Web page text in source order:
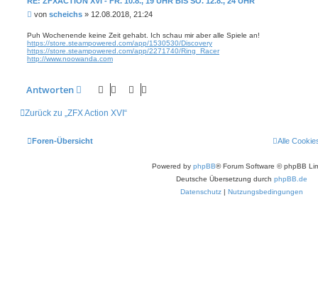
m
B
i
t
r
a
von scheichs » 12.08.2018, 21:24
Puh Wochenende keine Zeit gehabt. Ich schau mir aber alle Spiele an!
https://store.steampowered.com/app/1530530/Discovery
https://store.steampowered.com/app/2271740/Ring_Racer
http://www.noowanda.com
Antworten
Zurück zu „ZFX Action XVI“
Foren-Übersicht Alle
Powered by phpBB® Forum Software © phpBB
Deutsche Übersetzung durch phpBB.de
Datenschutz | Nutzungsbedingungen